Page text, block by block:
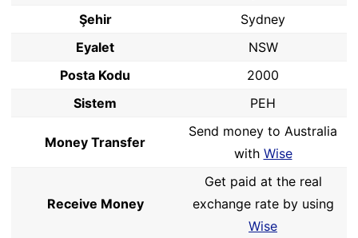
Şehir
Sydney
Eyalet
NSW
Posta Kodu
2000
Sistem
PEH
Money Transfer
Send money to Australia
with Wise
Receive Money
Get paid at the real
exchange rate by using
Wise